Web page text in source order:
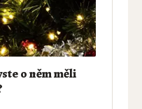
o něm měli